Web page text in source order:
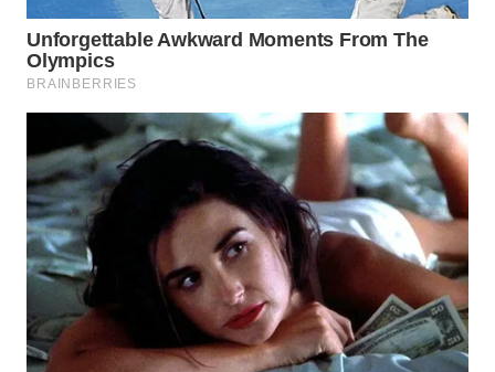
CIREBON
WN
INDRAMAYU
WN
KUNINGAN
WN
MAJALENGKA
WN
SUBANG